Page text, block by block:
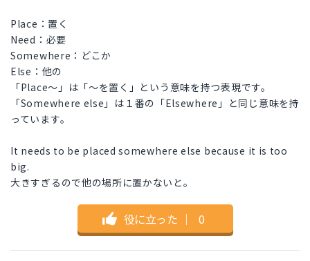
Place：置く
Need：必要
Somewhere：どこか
Else：他の
「Place〜」は「〜を置く」という意味を持つ表現です。
「Somewhere else」は１番の「Elsewhere」と同じ意味を持
っています。
It needs to be placed somewhere else because it is too
big.
大きすぎるので他の場所に置かないと。
役に立った ｜ 0